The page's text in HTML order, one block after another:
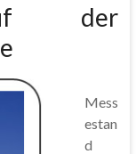
der
Mess
estan
d